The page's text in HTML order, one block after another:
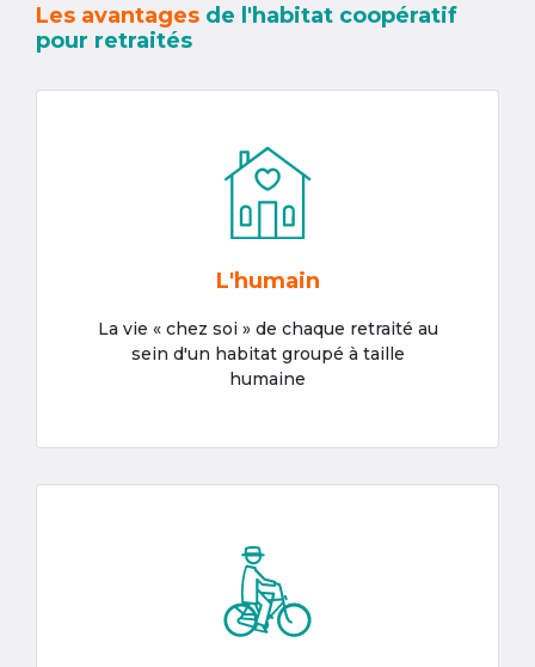
Les avantages de l'habitat coopératif
pour retraités
L'humain
La vie « chez soi » de chaque retraité au
sein d'un habitat groupé à taille
humaine